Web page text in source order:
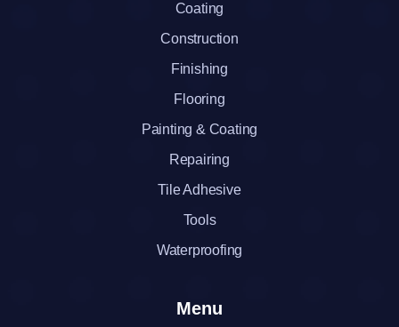
Coating
Construction
Finishing
Flooring
Painting & Coating
Repairing
Tile Adhesive
Tools
Waterproofing
Menu